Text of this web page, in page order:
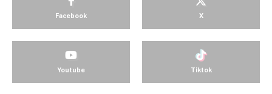
Facebook X
Youtube Tiktok